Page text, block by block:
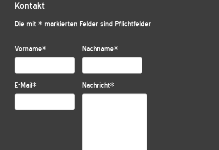
Kontakt
Die mit * markierten Felder sind Pflichtfelder
Vorname* Nachname*
E-Mail* Nachricht*